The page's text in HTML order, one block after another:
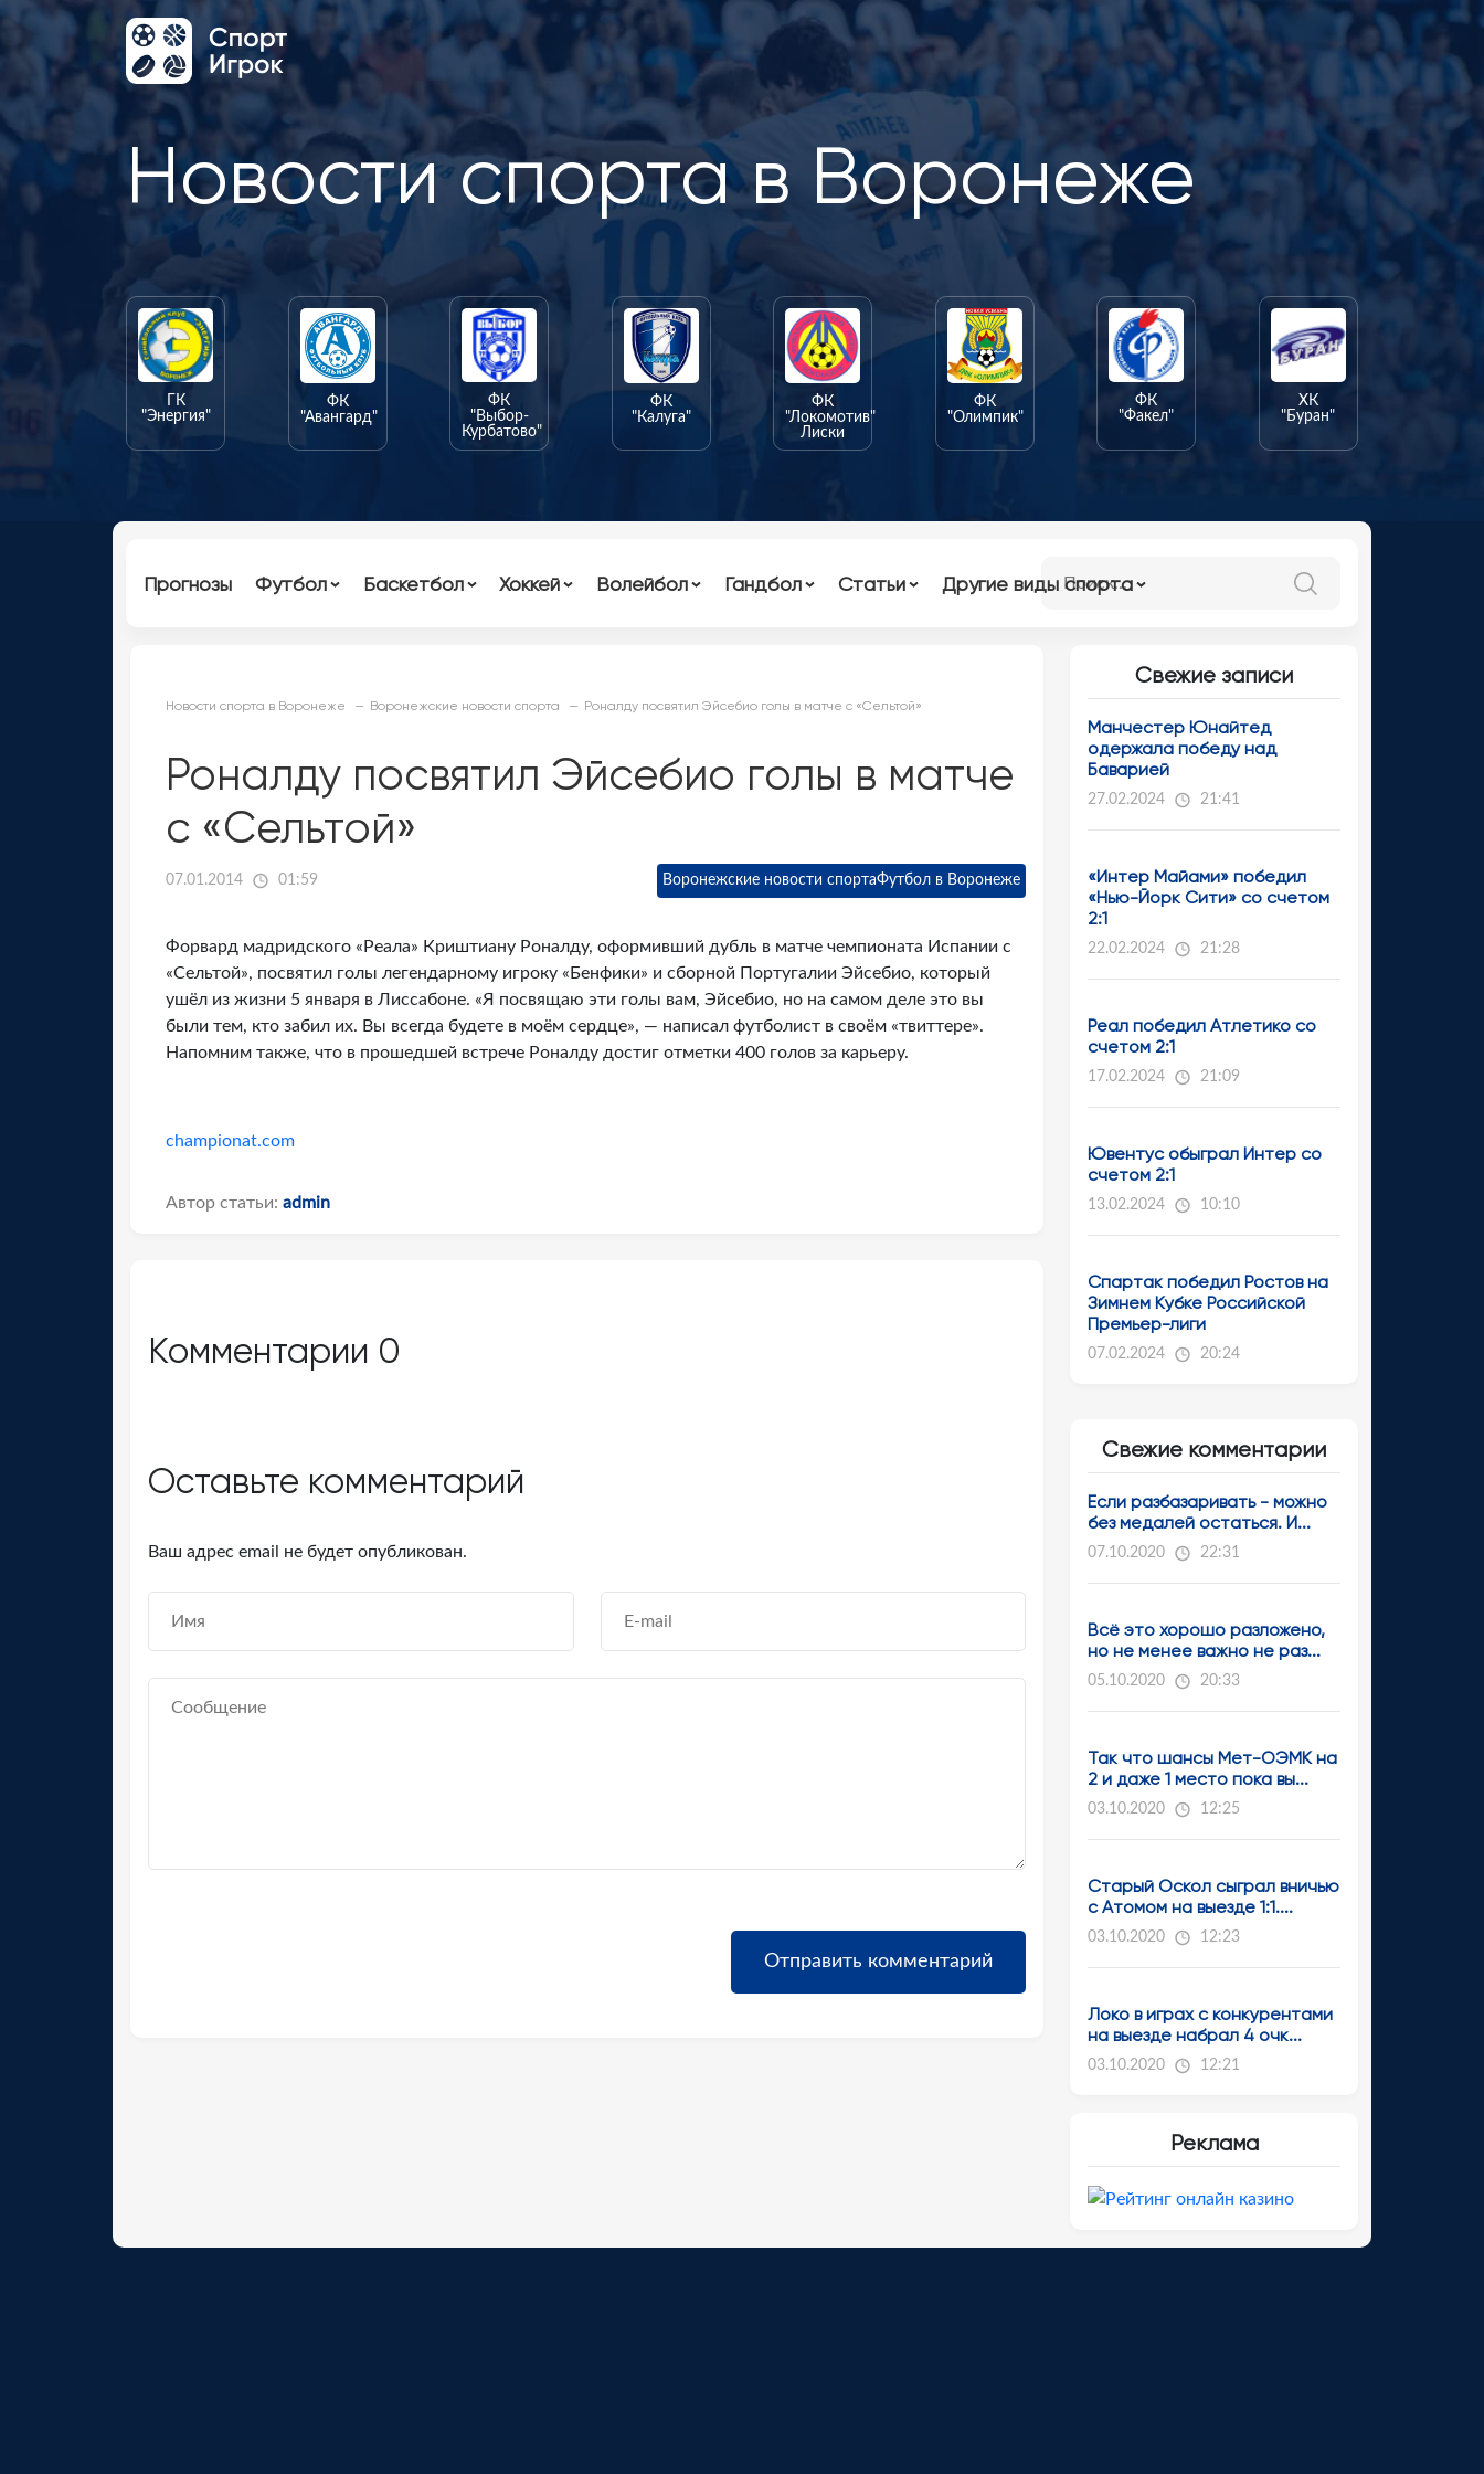
Новости спорта в Воронеже
ГК
"Энергия"
ФК
"Авангард"
ФК
"Выбор-
Курбатово"
ФК
"Калуга"
ФК
"Локомотив"
Лиски
ФК
"Олимпик"
ФК
"Факел"
ХК
"Буран"
Прогнозы Футбол Баскетбол Хоккей Волейбол Гандбол Статьи Другие виды спорта
Новости спорта в Воронеже Воронежские новости спорта Роналду посвятил Эйсебио голы в матче с «Сельтой»
Роналду посвятил Эйсебио голы в матче
с «Сельтой»
07.01.2014 01:59 Воронежские новости спортаФутбол в Воронеже
Форвард мадридского «Реала» Криштиану Роналду, оформивший дубль в матче чемпионата Испании с
«Сельтой», посвятил голы легендарному игроку «Бенфики» и сборной Португалии Эйсебио, который
ушёл из жизни 5 января в Лиссабоне. «Я посвящаю эти голы вам, Эйсебио, но на самом деле это вы
были тем, кто забил их. Вы всегда будете в моём сердце», — написал футболист в своём «твиттере».
Напомним также, что в прошедшей встрече Роналду достиг отметки 400 голов за карьеру.
championat.com
Автор статьи: admin
Комментарии 0
Оставьте комментарий
Ваш адрес email не будет опубликован.
Свежие записи
Манчестер Юнайтед
одержала победу над
Баварией
27.02.2024 21:41
«Интер Майами» победил
«Нью-Йорк Сити» со счетом
2:1
22.02.2024 21:28
Реал победил Атлетико со
счетом 2:1
17.02.2024 21:09
Ювентус обыграл Интер со
счетом 2:1
13.02.2024 10:10
Спартак победил Ростов на
Зимнем Кубке Российской
Премьер-лиги
07.02.2024 20:24
Свежие комментарии
Если разбазаривать - можно
без медалей остаться. И...
07.10.2020 22:31
Всё это хорошо разложено,
но не менее важно не раз...
05.10.2020 20:33
Так что шансы Мет-ОЭМК на
2 и даже 1 место пока вы...
03.10.2020 12:25
Старый Оскол сыграл вничью
с Атомом на выезде 1:1....
03.10.2020 12:23
Локо в играх с конкурентами
на выезде набрал 4 очк...
03.10.2020 12:21
Реклама